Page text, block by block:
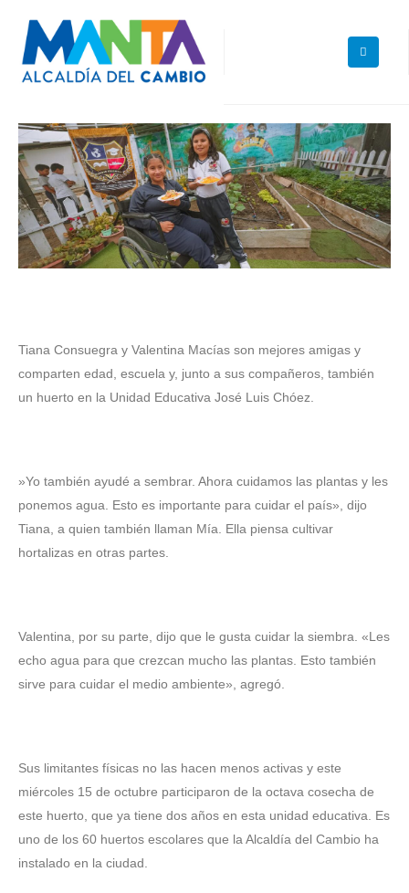
‎Tiana Consuegra y Valentina Macías son mejores amigas y
comparten edad, escuela y, junto a sus compañeros, también
un huerto en la Unidad Educativa José Luis Chóez.
‎»Yo también ayudé a sembrar. Ahora cuidamos las plantas y les
ponemos agua. Esto es importante para cuidar el país», dijo
Tiana, a quien también llaman Mía. Ella piensa cultivar
hortalizas en otras partes.
‎Valentina, por su parte, dijo que le gusta cuidar la siembra. «Les
echo agua para que crezcan mucho las plantas. Esto también
sirve para cuidar el medio ambiente», agregó.
‎Sus limitantes físicas no las hacen menos activas y este
miércoles 15 de octubre participaron de la octava cosecha de
este huerto, que ya tiene dos años en esta unidad educativa. Es
uno de los 60 huertos escolares que la Alcaldía del Cambio ha
instalado en la ciudad.